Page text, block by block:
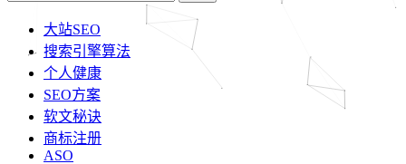
大站SEO
搜索引擎算法
个人健康
SEO方案
软文秘诀
商标注册
ASO